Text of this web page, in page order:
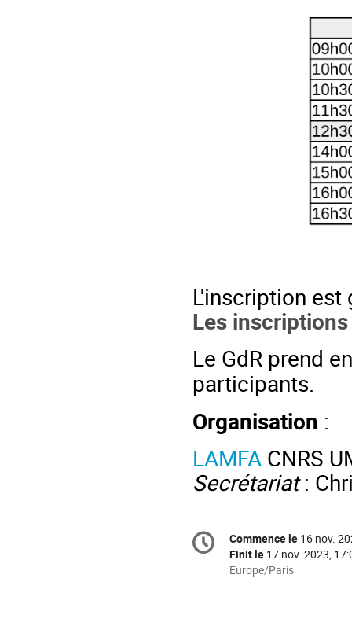
L'inscription
Les
Le GdR prend
participants.
Organisation :
LAMFA CNRS
Secrétariat:
Information
de
Date/Heure
Commence le 16 nov.
Finit le 17 nov. 2023,
Toutes
Europe/Paris